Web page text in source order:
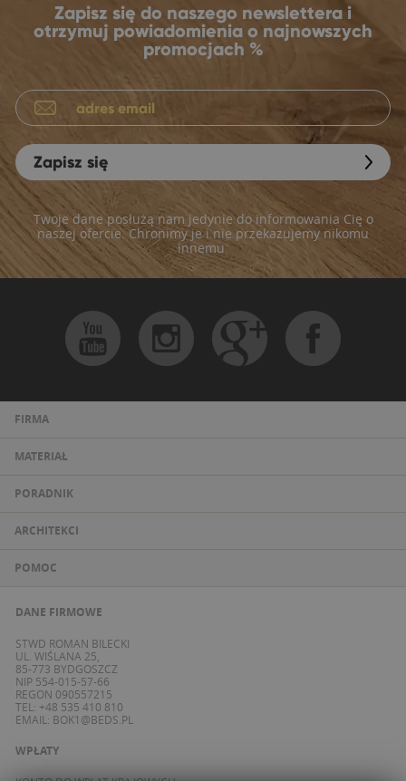
Zapisz się do naszego newslettera i
otrzymuj powiadomienia o najnowszych
promocjach %
Zapisz się
Twoje dane posłużą nam jedynie do informowania Cię o
naszej ofercie. Chronimy je i nie przekazujemy nikomu
innemu.
FIRMA
MATERIAŁ
PORADNIK
ARCHITEKCI
POMOC
DANE FIRMOWE
STWD ROMAN BILECKI
UL. WIŚLANA 25,
85-773 BYDGOSZCZ
NIP 554-015-57-66
REGON 090557215
TEL: +48 535 410 810
EMAIL: BOK1@BEDS.PL
WPŁATY